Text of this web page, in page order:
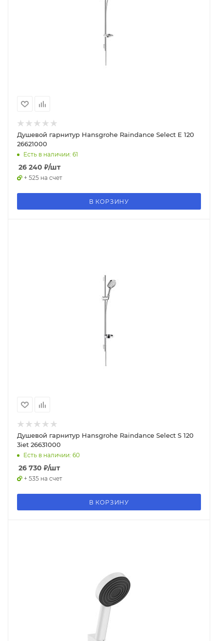
Душевой гарнитур Hansgrohe Raindance Select E 120
26621000
Есть в наличии: 61
26 240 ₽/шт
+ 525 на счет
В КОРЗИНУ
Душевой гарнитур Hansgrohe Raindance Select S 120
3iet 26631000
Есть в наличии: 60
26 730 ₽/шт
+ 535 на счет
В КОРЗИНУ